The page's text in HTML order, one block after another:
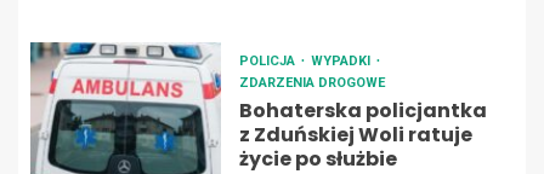
POLICJA
WYPADKI
ZDARZENIA DROGOWE
Bohaterska policjantka
z Zduńskiej Woli ratuje
życie po służbie